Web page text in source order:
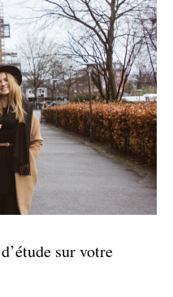
sur votre